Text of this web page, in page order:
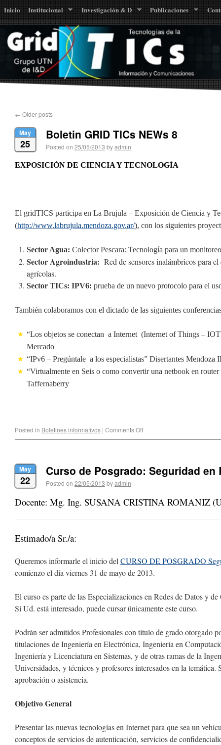
Inicio Institucional Investigación & D Publicaciones
← Older posts
May
25
Boletin GRID TICs NEWs 8
Posted on 25/05/2013 byadmin
EXPOSICIÓN DE CIENCIA Y TECNOLOGÍA
El gridTICS participa en La Brujula – Exposición de Ciencia y
(http://www.labrujula.mendoza.gov.ar/), con los siguientes
Sector Agua: Colector Pescara: Tecnología para un
Sector Agroindustria: Red de sensores inalámbricos para
agrícolas.
Sector TICs: IPV6: prueba de un nuevo protocolo para el
También colaboramos con el dictado de las siguientes
“Los objetos se conectan a Internet (Internet of Things –
Mercado
“IPv6 – Pregúntale a los especialistas” Disertantes Mendoza
“Virtualmente en Seis o como convertir una netbook en
Taffernaberry
Posted in Boletines informativos | Comments Off
May
22
Curso de Posgrado: Seguridad en
Posted on 22/05/2013 byadmin
Docente: Mg. Ing. SUSANA CRISTINA ROMANIZ
Estimado/a Sr./a:
Queremos informarle el inicio del CURSO DE POSGRADO
comienzo el dia viernes 31 de mayo de 2013.
El curso es parte de las Especializaciones en Redes de Datos y
Si Ud. está interesado, puede cursar únicamente este curso.
Podrán ser admitidos Profesionales con tí­tulo de grado otorgado
titulaciones de Ingeniería en Electrónica, Ingeniería en
Ingenierí­a y Licenciatura en Sistemas, y de otras ramas de la
Universidades, y técnicos y profesores interesados en la temática.
aprobación o asistencia.
Objetivo General
Presentar las nuevas tecnologías en Internet para que sea un
conceptos de servicios de autenticación, servicios de